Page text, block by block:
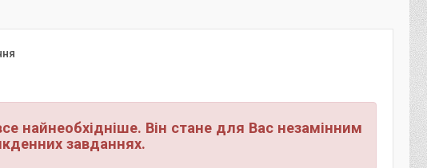
найнеобхідніше. Він стане для Вас незамінним
завданнях.